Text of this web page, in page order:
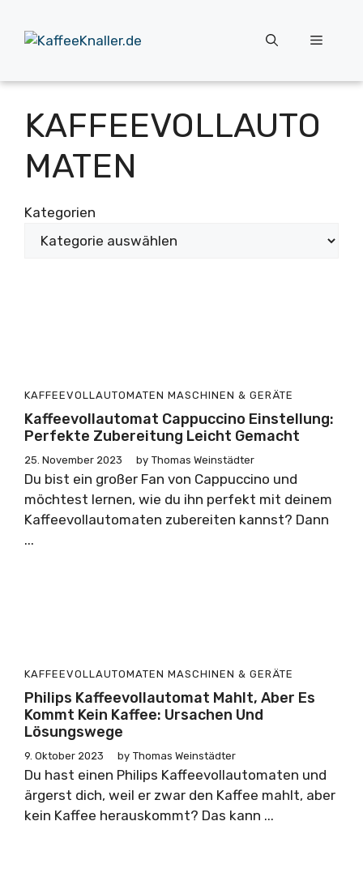
Inhalt
springen
Menü
KAFFEEVOLLAUTO
MATEN
Kategorien
KAFFEEVOLLAUTOMATEN MASCHINEN & GERÄTE
Kaffeevollautomat Cappuccino Einstellung:
Perfekte Zubereitung Leicht Gemacht
25. November 2023 by Thomas Weinstädter
Du bist ein großer Fan von Cappuccino und
möchtest lernen, wie du ihn perfekt mit deinem
Kaffeevollautomaten zubereiten kannst? Dann
...
KAFFEEVOLLAUTOMATEN MASCHINEN & GERÄTE
Philips Kaffeevollautomat Mahlt, Aber Es
Kommt Kein Kaffee: Ursachen Und
Lösungswege
9. Oktober 2023 by Thomas Weinstädter
Du hast einen Philips Kaffeevollautomaten und
ärgerst dich, weil er zwar den Kaffee mahlt, aber
kein Kaffee herauskommt? Das kann ...